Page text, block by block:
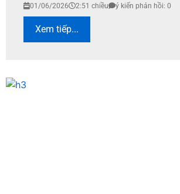
01/06/2026 2:51 chiều ý kiến phản hồi: 0
Xem tiếp...